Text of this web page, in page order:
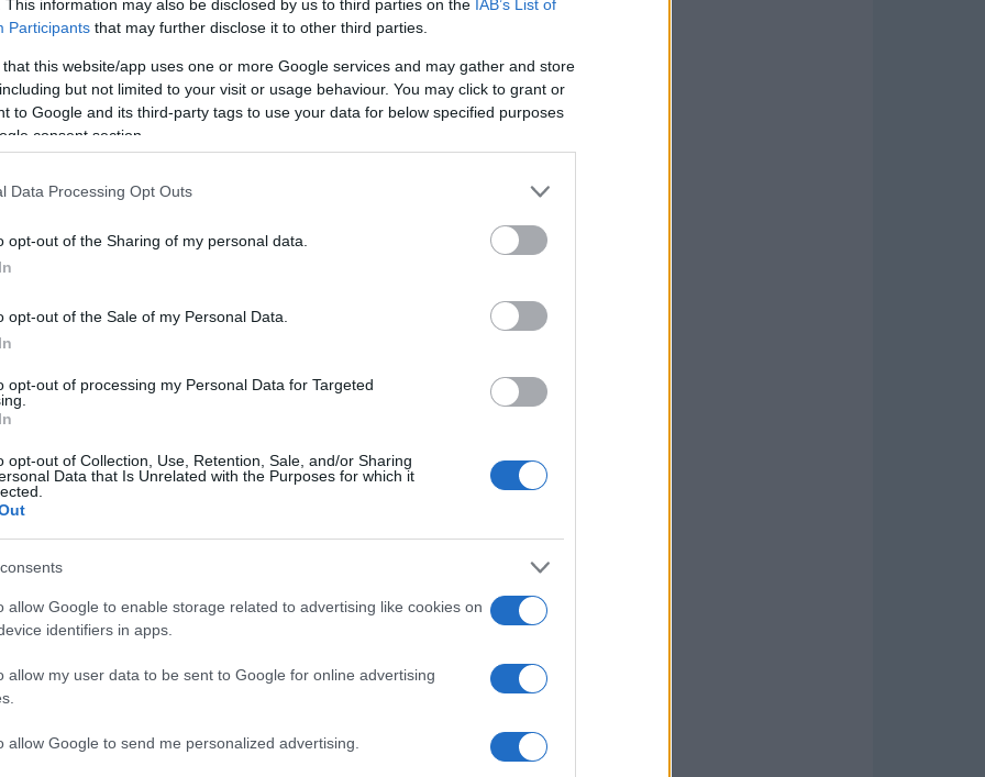
This information may also be disclosed by us to third parties on the IAB’s List of
Participants that may further disclose it to other third parties.
that this website/app uses one or more Google services and may gather and store
but not limited to your visit or usage behaviour. You may click to grant or
to Google and its third-party tags to use your data for below specified purposes
consent section.
Data Processing Opt Outs
opt-out of the Sharing of my personal data.
opt-out of the Sale of my Personal Data.
opt-out of processing my Personal Data for Targeted
opt-out of Collection, Use, Retention, Sale, and/or Sharing
Data that Is Unrelated with the Purposes for which it
allow Google to enable storage related to advertising like cookies on
identifiers in apps.
allow my user data to be sent to Google for online advertising
allow Google to send me personalized advertising.
se dará entre el 16 y el 17 de febrero,
la tradicional
símbolo de energía, libertad y
vibrante.
del nuevo año chino en Italia
que alberga las celebraciones más
raíces. La festividad comenzará el 16